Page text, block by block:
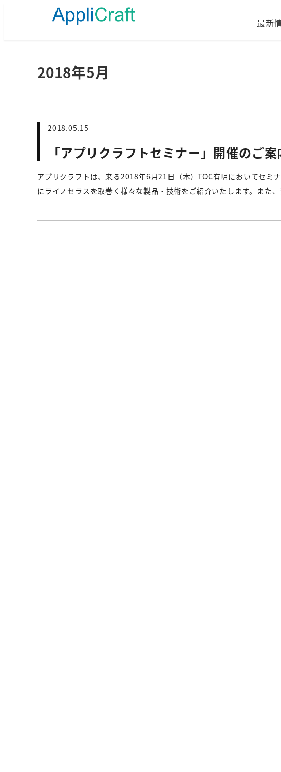
最新
2018年5月
2018.05.15
「アプリクラフトセミナー」開催のご案
アプリクラフトは、来る2018年6月21日（木）TOC有明においてセミ
にライノセラスを取巻く様々な製品・技術をご紹介いたします。また